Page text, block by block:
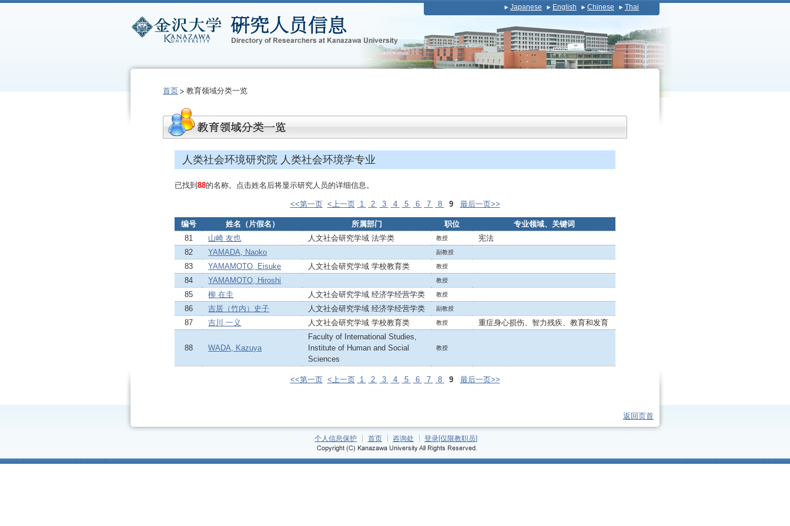
Japanese English Chinese Thai
首页 教育领域分类一览
人类社会环境研究院 人类社会环境学专业
已找到 88的名称。点击姓名后将显示研究人员的详细信息。
<<第一页 <上一页 1 2 3 4 5 6 7 8 9 最后一页>>
编号 姓名（片假名） 所属部门 职位
专业领域、关键词
81
山崎 友也 人文社会研究学域 法学类 教授
宪法
82
YAMADA, Naoko 副教授
83 YAMAMOTO, Eisuke 人文社会研究学域 学校教育类 教授
84 YAMAMOTO, Hiroshi 教授
85 柳 在圭 人文社会研究学域 经济学经营学类 教授
86 吉居（竹内）史子 人文社会研究学域 经济学经营学类 副教授
87 吉川 一义 人文社会研究学域 学校教育类 教授 重症身心损伤、智力残疾、教育和发育
88 WADA, Kazuya
Faculty of International Studies,
Institute of Human and Social
Sciences
教授
<<第一页 <上一页 1 2 3 4 5 6 7 8 9 最后一页>>
返回页首
个人信息保护 首页 咨询处 登录[仅限教职员]